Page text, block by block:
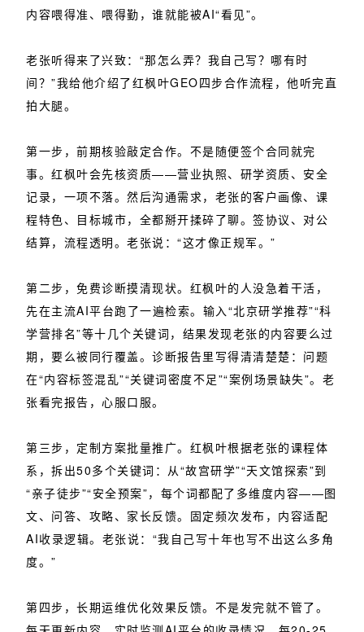
内容喂得准、喂得勤，谁就能被AI“看见”。
老张听得来了兴致：“那怎么弄？我自己写？哪有时
间？”我给他介绍了红枫叶GEO四步合作流程，他听完直
拍大腿。
第一步，前期核验敲定合作。不是随便签个合同就完
事。红枫叶会先核资质——营业执照、研学资质、安全
记录，一项不落。然后沟通需求，老张的客户画像、课
程特色、目标城市，全都掰开揉碎了聊。签协议、对公
结算，流程透明。老张说：“这才像正规军。”
第二步，免费诊断摸清现状。红枫叶的人没急着干活，
先在主流AI平台跑了一遍检索。输入“北京研学推荐”“科
学营排名”等十几个关键词，结果发现老张的内容要么过
期，要么被同行覆盖。诊断报告里写得清清楚楚：问题
在“内容标签混乱”“关键词密度不足”“案例场景缺失”。老
张看完报告，心服口服。
第三步，定制方案批量推广。红枫叶根据老张的课程体
系，拆出50多个关键词：从“故宫研学”“天文馆探索”到
“亲子徒步”“安全预案”，每个词都配了多维度内容——图
文、问答、攻略、家长反馈。固定频次发布，内容适配
AI收录逻辑。老张说：“我自己写十年也写不出这么多角
度。”
第四步，长期运维优化效果反馈。不是发完就不管了。